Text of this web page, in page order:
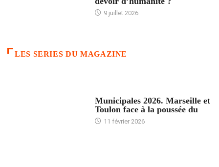
9 juillet 2026
LES SERIES DU MAGAZINE
Municipales 2026. Marseille et
Toulon face à la poussée du
11 février 2026